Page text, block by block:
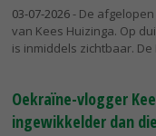
03-07-2026- De
van Kees Huizinga. Op
is inmiddels zichtbaar.
Oekraïne-vlogger
ingewikkelder dan